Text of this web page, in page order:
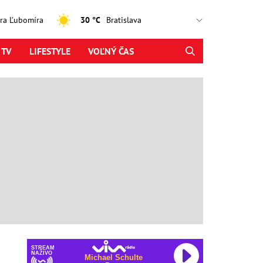
Ľubomíra 30 °C
LIFESTYLE VOĽNÝ ČAS
STREAM
NAŽIVO
Michael Schulte